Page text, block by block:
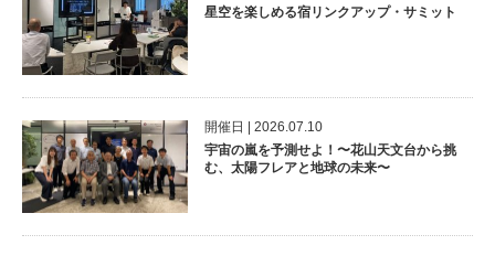
星空を楽しめる宿リンクアップ・サミット
開催⽇ | 2026.07.10
宇宙の嵐を予測せよ！〜花山天文台から挑
む、太陽フレアと地球の未来〜